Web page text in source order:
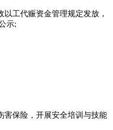
工代赈资金管理规定发放，
示;
保险，开展安全培训与技能